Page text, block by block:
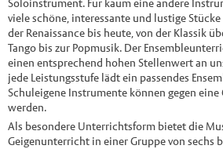
Soloinstrument. Für kaum eine andere
viele schöne, interessante und lustige
der Renaissance bis heute, von der Klassik
Tango bis zur Popmusik. Der
einen entsprechend hohen Stellenwert an
jede Leistungsstufe lädt ein passendes
Schuleigene Instrumente können gegen
werden.
Als besondere Unterrichtsform bietet die
Geigenunterricht in einer Gruppe von sechs